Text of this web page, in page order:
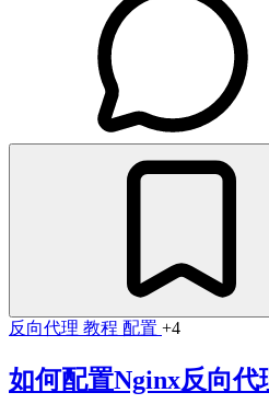
反向代理 教程 配置 +4
如何配置Nginx反向代